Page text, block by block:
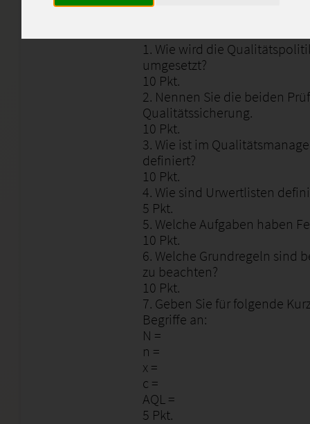
1. Wie wird die
umgesetzt?
10 Pkt.
2. Nennen Sie die beiden
Qualitätssicherung.
10 Pkt.
3. Wie ist im
definiert?
10 Pkt.
4. Wie sind Urwertlisten
5 Pkt.
5. Welche Aufgaben haben
10 Pkt.
6. Welche Grundregeln sind
zu beachten?
10 Pkt.
7. Geben Sie für folgende
Begriffe an:
N =
n =
x =
c =
AQL =
5 Pkt.